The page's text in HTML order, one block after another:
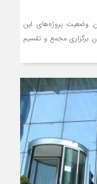
وضعیت پروژه‌های این
برگزاری مجمع و تقسیم